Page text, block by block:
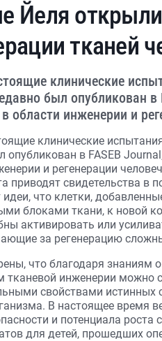
Йеля
тканей
клинические
был опубликован
области инженерии и
клинические
опубликован в FASEB
и регенерации
приводят свидетельства
идеи, что клетки,
блоками ткани, к новой
активировать или
за регенерацию
что благодаря знаниям
тканевой инженерии можно
свойствами истинных
В настоящее время
и потенциала
для детей, прошедших